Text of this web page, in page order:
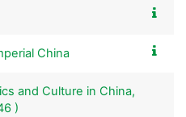
China
and Culture in China,
)